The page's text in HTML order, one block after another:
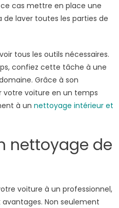
cas mettre en place une
laver toutes les parties de
tous les outils nécessaires.
confiez cette tâche à une
Grâce à son
votre voiture en un temps
à un nettoyage intérieur et
nettoyage de
voiture à un professionnel,
Non seulement